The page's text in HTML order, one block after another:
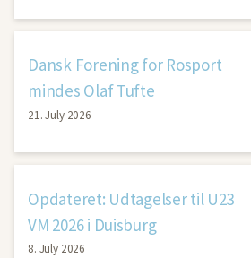
Dansk Forening for Rosport
mindes Olaf Tufte
21. July 2026
Opdateret: Udtagelser til U23
VM 2026 i Duisburg
8. July 2026